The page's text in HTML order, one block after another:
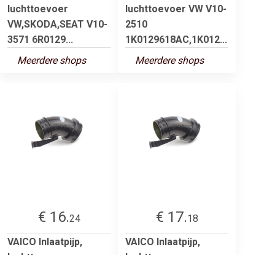
luchttoevoer
VW,SKODA,SEAT V10-
3571 6R0129...
Meerdere shops
luchttoevoer VW V10-
2510
1K0129618AC,1K012...
Meerdere shops
€ 16.24
VAICO Inlaatpijp,
€ 17.18
VAICO Inlaatpijp,